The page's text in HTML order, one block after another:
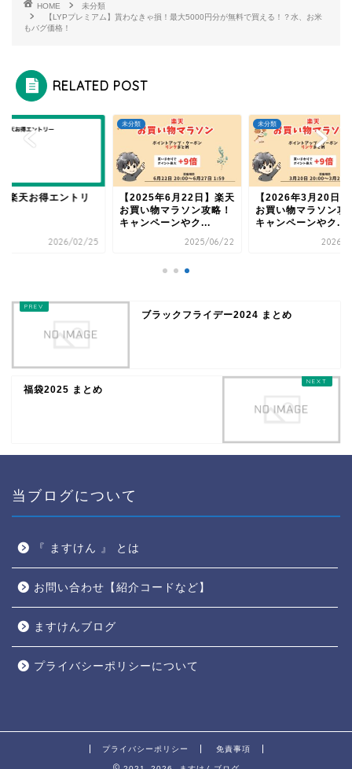
HOME
未分類
【LYPプレミアム】貰わなきゃ損！最大5000円分が無料で買える！？水、お米
もバグ価格！
RELATED POST
楽天お得エントリ
2026/02/25
未分類
【2025年6月22日】楽天
お買い物マラソン攻略！
キャンペーンやク...
2025/06/22
未分類
【2026年3月20日
お買い物マラソン攻
キャンペーンやク...
2026/
ブラックフライデー2024 まとめ
福袋2025 まとめ
当ブログについて
『 ますけん 』 とは
お問い合わせ【紹介コードなど】
ますけんブログ
プライバシーポリシーについて
プライバシーポリシー 免責事項